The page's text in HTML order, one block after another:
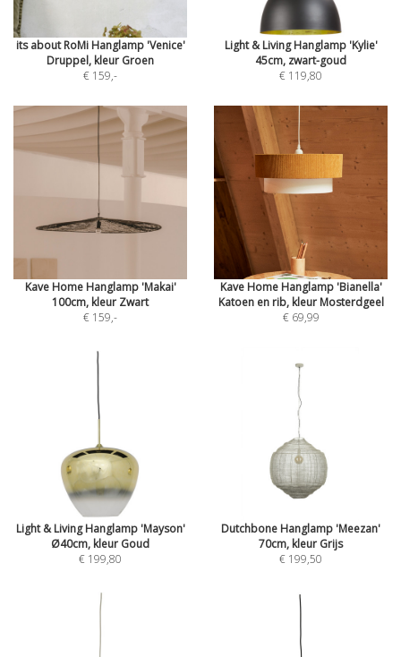
its about RoMi Hanglamp 'Venice'
Druppel, kleur Groen
€ 159,-
Light & Living Hanglamp 'Kylie'
45cm, zwart-goud
€ 119,80
Kave Home Hanglamp 'Makai'
100cm, kleur Zwart
€ 159,-
Kave Home Hanglamp 'Bianella'
Katoen en rib, kleur Mosterdgeel
€ 69,99
Light & Living Hanglamp 'Mayson'
Ø40cm, kleur Goud
€ 199,80
Dutchbone Hanglamp 'Meezan'
70cm, kleur Grijs
€ 199,50